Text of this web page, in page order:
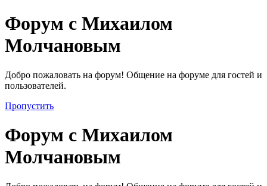
Форум с Михаилом
Молчановым
Добро пожаловать на форум! Общение на форуме для гостей и
пользователей.
Пропустить
Форум с Михаилом
Молчановым